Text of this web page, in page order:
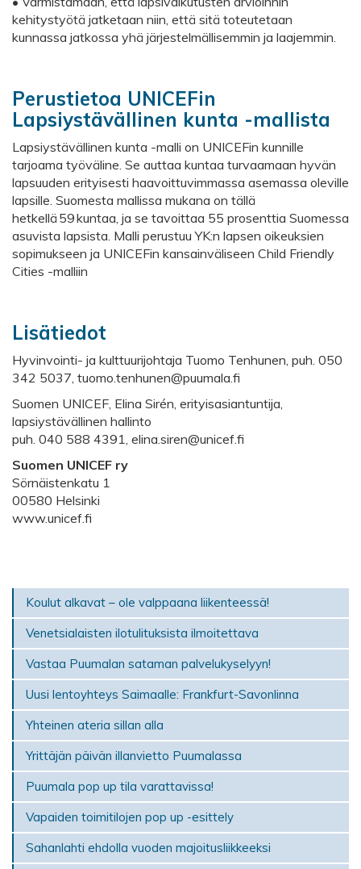
kehitystyötä jatketaan niin, että sitä toteutetaan
kunnassa jatkossa yhä järjestelmällisemmin ja laajemmin.
Perustietoa UNICEFin
Lapsiystävällinen kunta -mallista
Lapsiystävällinen kunta -malli on UNICEFin kunnille
tarjoama työväline. Se auttaa kuntaa turvaamaan hyvän
lapsuuden erityisesti haavoittuvimmassa asemassa oleville
lapsille. Suomesta mallissa mukana on tällä
hetkellä 59 kuntaa, ja se tavoittaa 55 prosenttia Suomessa
asuvista lapsista. Malli perustuu YK:n lapsen oikeuksien
sopimukseen ja UNICEFin kansainväliseen Child Friendly
Cities -malliin
Lisätiedot
Hyvinvointi- ja kulttuurijohtaja Tuomo Tenhunen, puh. 050
342 5037, tuomo.tenhunen@puumala.fi
Suomen UNICEF, Elina Sirén, erityisasiantuntija,
lapsiystävällinen hallinto
puh. 040 588 4391, elina.siren@unicef.fi
Suomen UNICEF ry
Sörnäistenkatu 1
00580 Helsinki
www.unicef.fi
Koulut alkavat – ole valppaana liikenteessä!
Venetsialaisten ilotulituksista ilmoitettava
Vastaa Puumalan sataman palvelukyselyyn!
Uusi lentoyhteys Saimaalle: Frankfurt-Savonlinna
Yhteinen ateria sillan alla
Yrittäjän päivän illanvietto Puumalassa
Puumala pop up tila varattavissa!
Vapaiden toimitilojen pop up -esittely
Sahanlahti ehdolla vuoden majoitusliikkeeksi